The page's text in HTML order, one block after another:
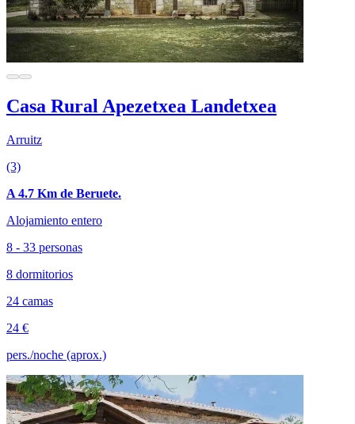
Casa Rural Apezetxea Landetxea
Arruitz
(3)
A 4.7 Km de Beruete.
Alojamiento entero
8 - 33 personas
8 dormitorios
24 camas
24 €
pers./noche (aprox.)